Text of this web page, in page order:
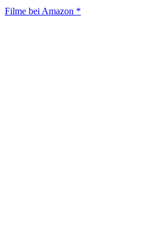
Filme bei Amazon *